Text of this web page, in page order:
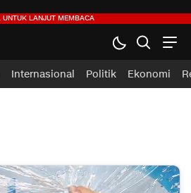
Internasional Politik Ekonomi